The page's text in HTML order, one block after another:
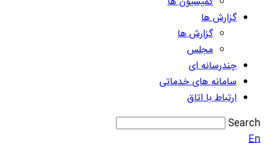
گزارش ها
گزارش ها
مجلس
چندرسانه ای
سامانه های خدماتی
ارتباط با اتاق
Search
En